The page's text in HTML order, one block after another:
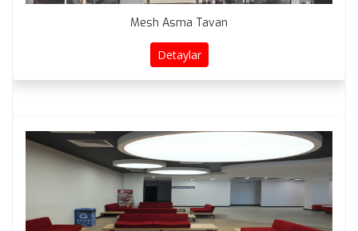
Mesh Asma Tavan
Detaylar